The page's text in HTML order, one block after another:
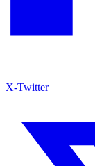
X-Twitter